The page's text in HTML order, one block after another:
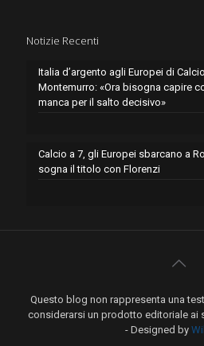
Notizie Recenti
Italia d’argento agli Europei di
Montemurro: «Ora bisogna capire
manca per il salto decisivo»
Calcio a 7, gli Europei sbarcano a
sogna il titolo con Florenzi
Questo blog non rappresenta una
considerarsi un prodotto editoriale ai
- Designed by